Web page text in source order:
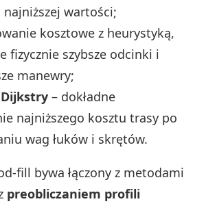
wartości;
kosztowe z heurystyką,
fizycznie szybsze odcinki i
manewry;
– dokładne
najniższego kosztu trasy po
wag łuków i skrętów.
fill bywa łączony z metodami
preobliczaniem profili